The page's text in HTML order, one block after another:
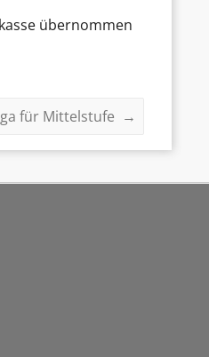
übernommen
für Mittelstufe →